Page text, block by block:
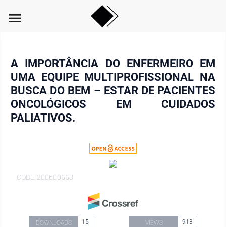
menu
A IMPORTÂNCIA DO ENFERMEIRO EM
UMA EQUIPE MULTIPROFISSIONAL NA
BUSCA DO BEM – ESTAR DE PACIENTES
ONCOLÓGICOS EM CUIDADOS
PALIATIVOS.
CODE: 200600553
DOWNLOADS 15 VIEWS 913